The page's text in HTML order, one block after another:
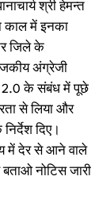
श्री हेमन्त
काल में इनका
जिले के
अंग्रेजी
2.0 के संबंध में पूछे
से लिया और
दिए।
में देर से आने वाले
नोटिस जारी